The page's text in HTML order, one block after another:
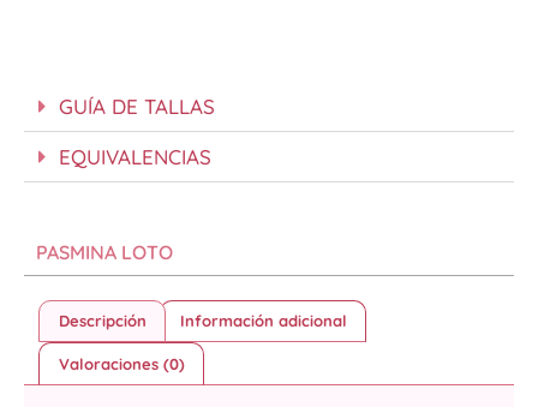
GUÍA DE TALLAS
EQUIVALENCIAS
PASMINA LOTO
Descripción Información adicional
Valoraciones (0)